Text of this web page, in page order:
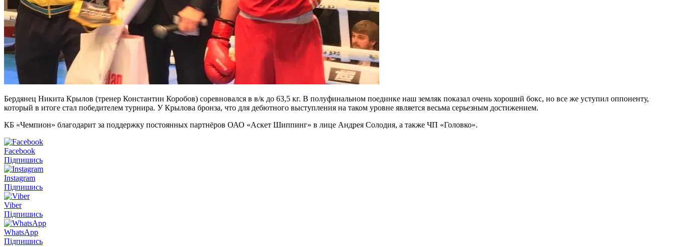
Бердянец Никита Крылов (тренер Константин Коробов) соревновался в в/к до 63,5 кг. В полуфинальном поединке наш земляк показал очень хороший бокс, но все же уступил оппоненту,
который в итоге стал победителем турнира. У Крылова бронза, что для дебютного выступления на таком уровне является весьма серьезным достижением.
КБ «Чемпион» благодарит за поддержку постоянных партнёров ОАО «Аскет Шиппинг» в лице Андрея Солодия, а также ЧП «Головко».
Facebook
Підпишись
Instagram
Підпишись
Viber
Підпишись
WhatsApp
Підпишись